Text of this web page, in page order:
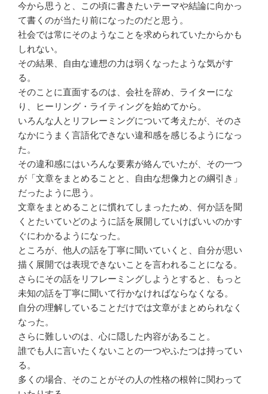
今から思うと、この頃に書きたいテーマや結論に向かっ
て書くのが当たり前になったのだと思う。
社会では常にそのようなことを求められていたからかも
しれない。
その結果、自由な連想の力は弱くなったような気がす
る。
そのことに直面するのは、会社を辞め、ライターにな
り、ヒーリング・ライティングを始めてから。
いろんな人とリフレーミングについて考えたが、そのさ
なかにうまく言語化できない違和感を感じるようになっ
た。
その違和感にはいろんな要素が絡んでいたが、その一つ
が「文章をまとめることと、自由な想像力との綱引き」
だったように思う。
文章をまとめることに慣れてしまったため、何か話を聞
くとたいていどのように話を展開していけばいいのかす
ぐにわかるようになった。
ところが、他人の話を丁寧に聞いていくと、自分が思い
描く展開では表現できないことを言われることになる。
さらにその話をリフレーミングしようとすると、もっと
未知の話を丁寧に聞いて行かなければならなくなる。
自分の理解していることだけでは文章がまとめられなく
なった。
さらに難しいのは、心に隠した内容があること。
誰でも人に言いたくないことの一つやふたつは持ってい
る。
多くの場合、そのことがその人の性格の根幹に関わって